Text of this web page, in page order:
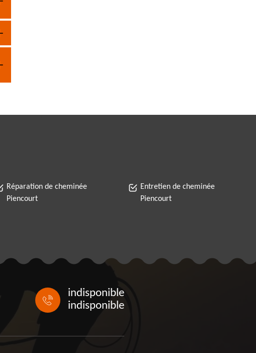
Réparation de cheminée
Piencourt
Entretien de cheminée
Piencourt
indisponible
indisponible